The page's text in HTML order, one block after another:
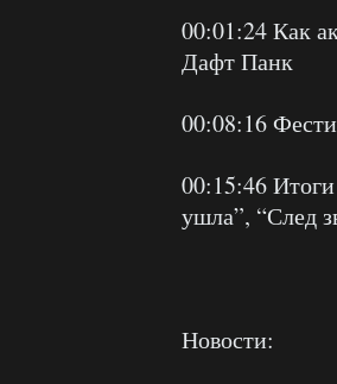
00:01:24 Как
Дафт Панк
00:08:16
00:15:46
ушла”, “След
Новости: